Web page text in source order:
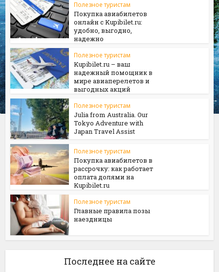
Полезное туристам
Покупка авиабилетов
онлайн с Kupibilet.ru:
удобно, выгодно,
надежно
Полезное туристам
Kupibilet.ru – ваш
надежный помощник в
мире авиаперелетов и
выгодных акций
Полезное туристам
Julia from Australia. Our
Tokyo Adventure with
Japan Travel Assist
Полезное туристам
Покупка авиабилетов в
рассрочку: как работает
оплата долями на
Kupibilet.ru
Полезное туристам
Главные правила позы
наездницы
Последнее на сайте